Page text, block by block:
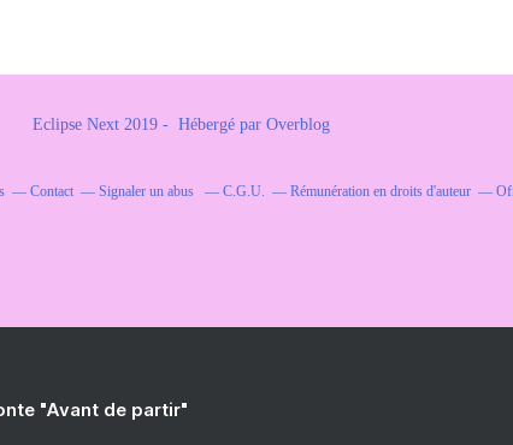
Eclipse Next 2019 - Hébergé par Overblog
Contact Signaler un abus C.G.U. Rémunération en droits d'auteur
"Avant de partir"